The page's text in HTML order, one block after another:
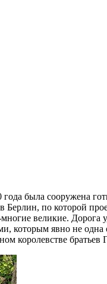
была сооружена
по которой
великие. Дорога
которым явно не
королевстве братьев